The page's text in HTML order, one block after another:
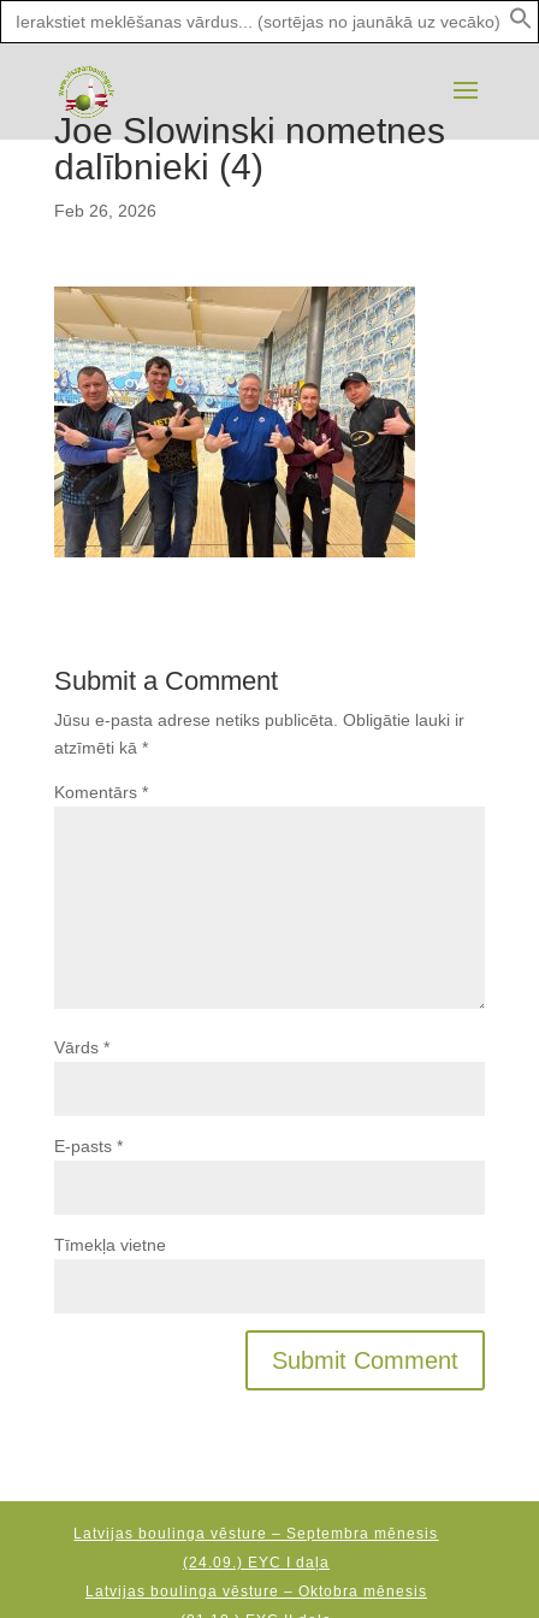
Search
for:
Joe Slowinski nometnes
dalībnieki (4)
Feb 26, 2026
Submit a Comment
Jūsu e-pasta adrese netiks publicēta. Obligātie lauki ir
atzīmēti kā *
Komentārs *
Vārds *
E-pasts *
Tīmekļa vietne
Latvijas boulinga vēsture – Septembra mēnesis
(24.09.) EYC I daļa
Latvijas boulinga vēsture – Oktobra mēnesis